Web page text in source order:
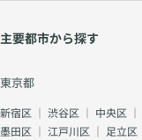
主要都市から探す
東京都
新宿区 ｜ 渋谷区 ｜ 中央区 ｜
墨田区 ｜ 江戸川区 ｜ 足立区